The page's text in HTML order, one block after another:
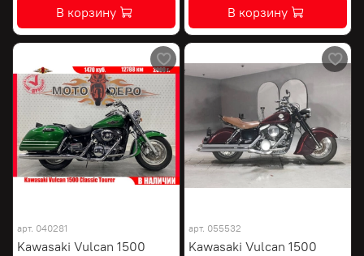
В корзину В корзину
арт. 040281
Kawasaki Vulcan 1500
арт. 055532
Kawasaki Vulcan 1500